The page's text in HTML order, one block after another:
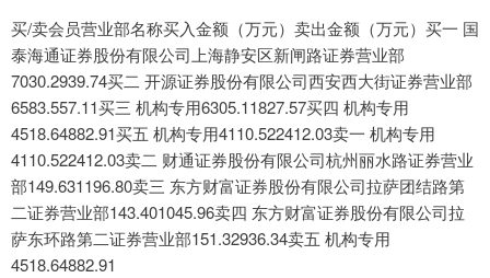
买/卖会员营业部名称买入金额（万元）卖出金额（万元）买一 国
泰海通证券股份有限公司上海静安区新闸路证券营业部
7030.2939.74买二 开源证券股份有限公司西安西大街证券营业部
6583.557.11买三 机构专用6305.11827.57买四 机构专用
4518.64882.91买五 机构专用4110.522412.03卖一 机构专用
4110.522412.03卖二 财通证券股份有限公司杭州丽水路证券营业
部149.631196.80卖三 东方财富证券股份有限公司拉萨团结路第
二证券营业部143.401045.96卖四 东方财富证券股份有限公司拉
萨东环路第二证券营业部151.32936.34卖五 机构专用
4518.64882.91